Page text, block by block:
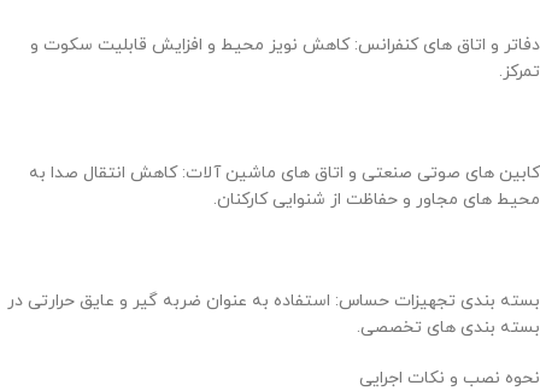
دفاتر و اتاق های کنفرانس: کاهش نویز محیط و افزایش قابلیت سکوت و
تمرکز.
کابین های صوتی صنعتی و اتاق های ماشین آلات: کاهش انتقال صدا به
محیط های مجاور و حفاظت از شنوایی کارکنان.
بسته بندی تجهیزات حساس: استفاده به عنوان ضربه گیر و عایق حرارتی در
بسته بندی های تخصصی.
نحوه نصب و نکات اجرایی